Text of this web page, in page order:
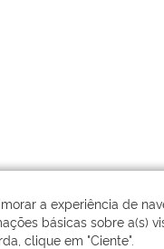
a experiência de
básicas sobre a(s)
clique em "Ciente".